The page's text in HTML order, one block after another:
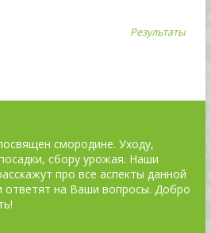
Результаты
смородине. Уходу,
сбору урожая. Наши
про все аспекты данной
ответят на Ваши вопросы. Добро